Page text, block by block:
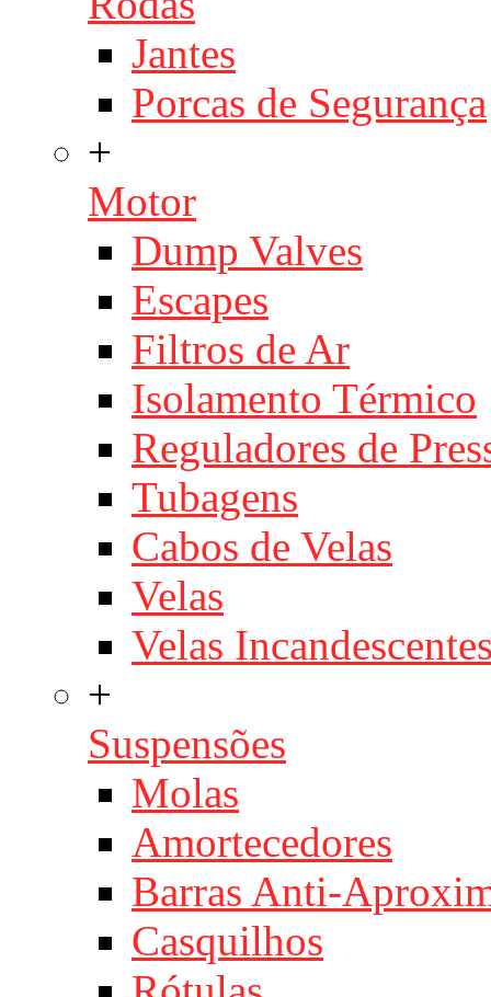
Jantes
Porcas de Segurança
+
Motor
Dump Valves
Escapes
Filtros de Ar
Isolamento Térmico
Reguladores de
Tubagens
Cabos de Velas
Velas
Velas
+
Suspensões
Molas
Amortecedores
Barras Anti-
Casquilhos